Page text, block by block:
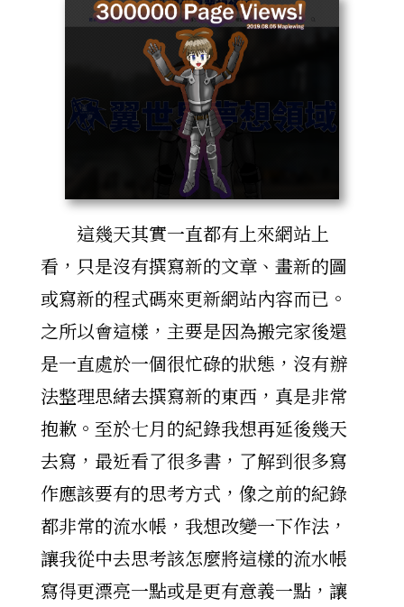
這幾天其實一直都有上來網站上
看，只是沒有撰寫新的文章、畫新的圖
或寫新的程式碼來更新網站內容而已。
之所以會這樣，主要是因為搬完家後還
是一直處於一個很忙碌的狀態，沒有辦
法整理思緒去撰寫新的東西，真是非常
抱歉。至於七月的紀錄我想再延後幾天
去寫，最近看了很多書，了解到很多寫
作應該要有的思考方式，像之前的紀錄
都非常的流水帳，我想改變一下作法，
讓我從中去思考該怎麼將這樣的流水帳
寫得更漂亮一點或是更有意義一點，讓